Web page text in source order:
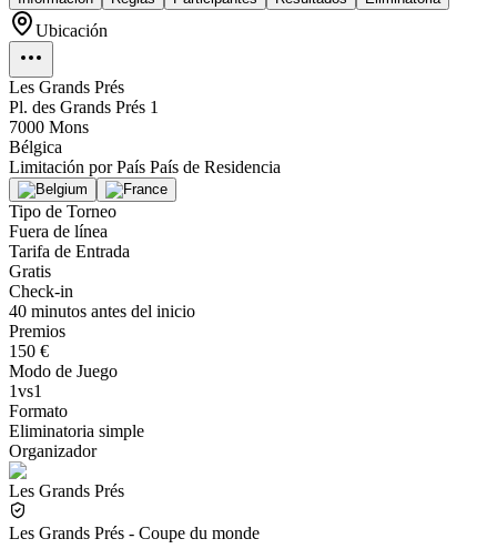
Ubicación
Les Grands Prés
Pl. des Grands Prés 1
7000 Mons
Bélgica
Limitación por País País de Residencia
Tipo de Torneo
Fuera de línea
Tarifa de Entrada
Gratis
Check-in
40 minutos antes del inicio
Premios
150 €
Modo de Juego
1vs1
Formato
Eliminatoria simple
Organizador
Les Grands Prés
Les Grands Prés - Coupe du monde